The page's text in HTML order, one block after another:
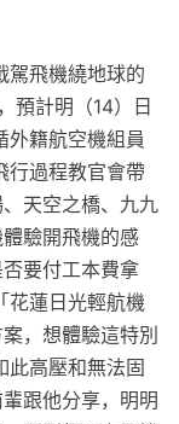
駕飛機繞地球的
預計明（14）日
外籍航空機組員
行過程教官會帶
天空之橋、九九
驗開飛機的感
要付工本費拿
花蓮日光輕航機
，想體驗這特別
此高壓和無法固
跟他分享，明明